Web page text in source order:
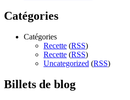
Catégories
Catégories
Recette (RSS)
Recette (RSS)
Uncategorized (RSS)
Billets de blog